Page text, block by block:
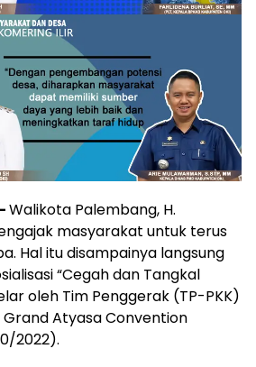
Walikota Palembang, H.
masyarakat untuk terus
Hal itu disampainya langsung
“Cegah dan Tangkal
oleh Tim Penggerak (TP-PKK)
Atyasa Convention
2022).